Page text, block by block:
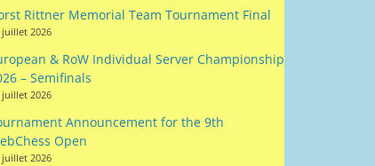
Rittner Memorial Team Tournament Final
juillet 2026
& RoW Individual Server Championship
– Semifinals
juillet 2026
Announcement for the 9th
Open
juillet 2026